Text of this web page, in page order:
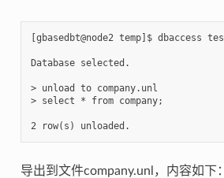
[gbasedbt@node2 temp]$ dbaccess
Database selected.
> unload to company.unl
> select * from company;
导出到文件company.unl，内容如下：